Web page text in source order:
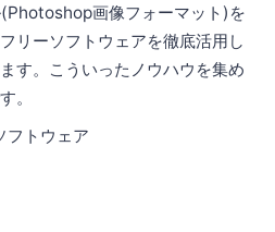
画像フォーマット)を
リーソフトウェアを徹底活用し
す。こういったノウハウを集め
。
フトウェア